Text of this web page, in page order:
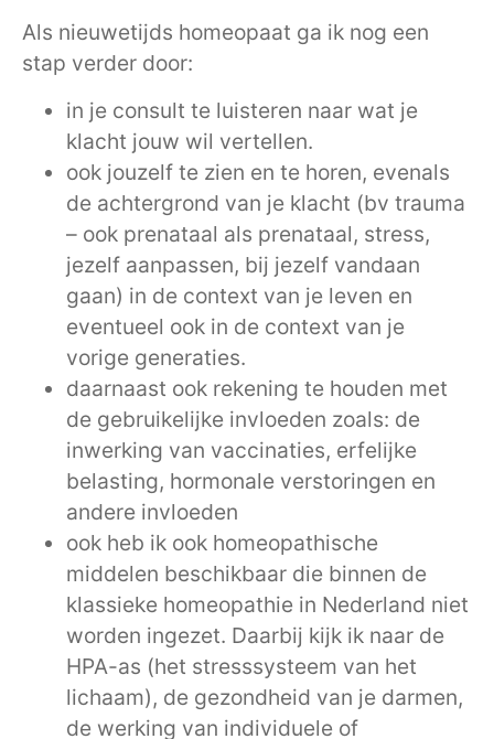
Als nieuwetijds homeopaat ga ik nog een
stap verder door:
in je consult te luisteren naar wat je
klacht jouw wil vertellen.
ook jouzelf te zien en te horen, evenals
de achtergrond van je klacht (bv trauma
– ook prenataal als prenataal, stress,
jezelf aanpassen, bij jezelf vandaan
gaan) in de context van je leven en
eventueel ook in de context van je
vorige generaties.
daarnaast ook rekening te houden met
de gebruikelijke invloeden zoals: de
inwerking van vaccinaties, erfelijke
belasting, hormonale verstoringen en
andere invloeden
ook heb ik ook homeopathische
middelen beschikbaar die binnen de
klassieke homeopathie in Nederland niet
worden ingezet. Daarbij kijk ik naar de
HPA-as (het stresssysteem van het
lichaam), de gezondheid van je darmen,
de werking van individuele of